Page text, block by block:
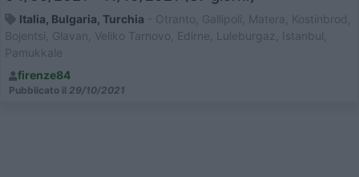
Italia, Bulgaria, Turchia - Otranto, Gallipoli, Matera, Kostinbrod,
Bojentsi, Glavan, Veliko Tarnovo, Edirne, Luleburgaz, Istanbul,
Pamukkale
firenze84
Pubblicato il 29/10/2021